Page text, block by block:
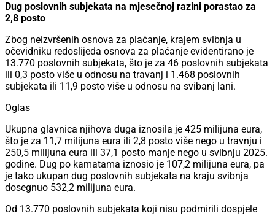
Dug poslovnih subjekata na mjesečnoj razini porastao za
2,8 posto
Zbog neizvršenih osnova za plaćanje, krajem svibnja u
očevidniku redoslijeda osnova za plaćanje evidentirano je
13.770 poslovnih subjekata, što je za 46 poslovnih subjekata
ili 0,3 posto više u odnosu na travanj i 1.468 poslovnih
subjekata ili 11,9 posto više u odnosu na svibanj lani.
Oglas
Ukupna glavnica njihova duga iznosila je 425 milijuna eura,
što je za 11,7 milijuna eura ili 2,8 posto više nego u travnju i
250,5 milijuna eura ili 37,1 posto manje nego u svibnju 2025.
godine. Dug po kamatama iznosio je 107,2 milijuna eura, pa
je tako ukupan dug poslovnih subjekata na kraju svibnja
dosegnuo 532,2 milijuna eura.
Od 13.770 poslovnih subjekata koji nisu podmirili dospjele